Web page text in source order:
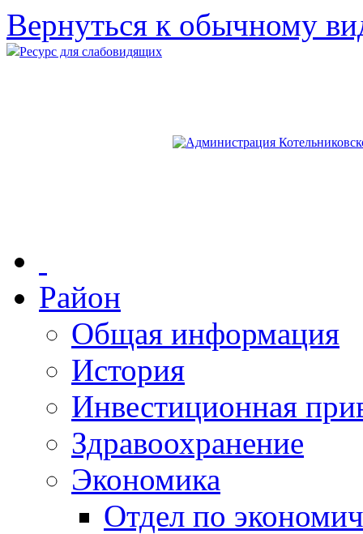
Вернуться к обычному
Ресурс для слабовидящих
Район
Общая информация
История
Инвестиционная
Здравоохранение
Экономика
Отдел по